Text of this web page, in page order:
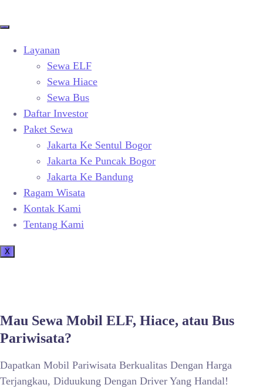
Layanan
Sewa ELF
Sewa Hiace
Sewa Bus
Daftar Investor
Paket Sewa
Jakarta Ke Sentul Bogor
Jakarta Ke Puncak Bogor
Jakarta Ke Bandung
Ragam Wisata
Kontak Kami
Tentang Kami
X
Mau Sewa Mobil ELF, Hiace, atau Bus
Pariwisata?
Dapatkan Mobil Pariwisata Berkualitas Dengan Harga
Terjangkau, Diduukung Dengan Driver Yang Handal!